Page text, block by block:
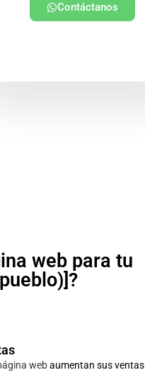
Contáctanos
web para tu
webaumentan sus ventas